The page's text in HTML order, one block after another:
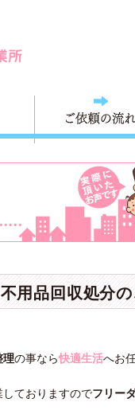
用品回収処分
理の事なら快適生活へお
しておりますのでフリー